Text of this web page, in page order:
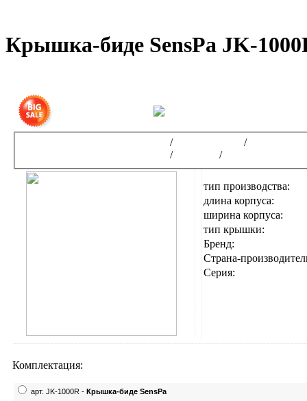
Крышка-биде SensPa JK-
/ /
/ /
тип производства:
длина корпуса:
ширина корпуса:
тип крышки:
Бренд:
Страна-
Серия:
Комплектация:
арт. JK-1000R - Крышка-биде SensPa